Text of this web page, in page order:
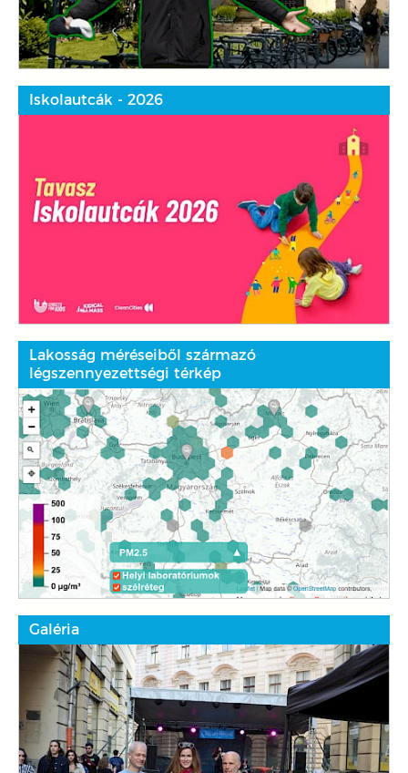
Iskolautcák - 2026
Lakosság méréseiből származó
légszennyezettségi térkép
Galéria